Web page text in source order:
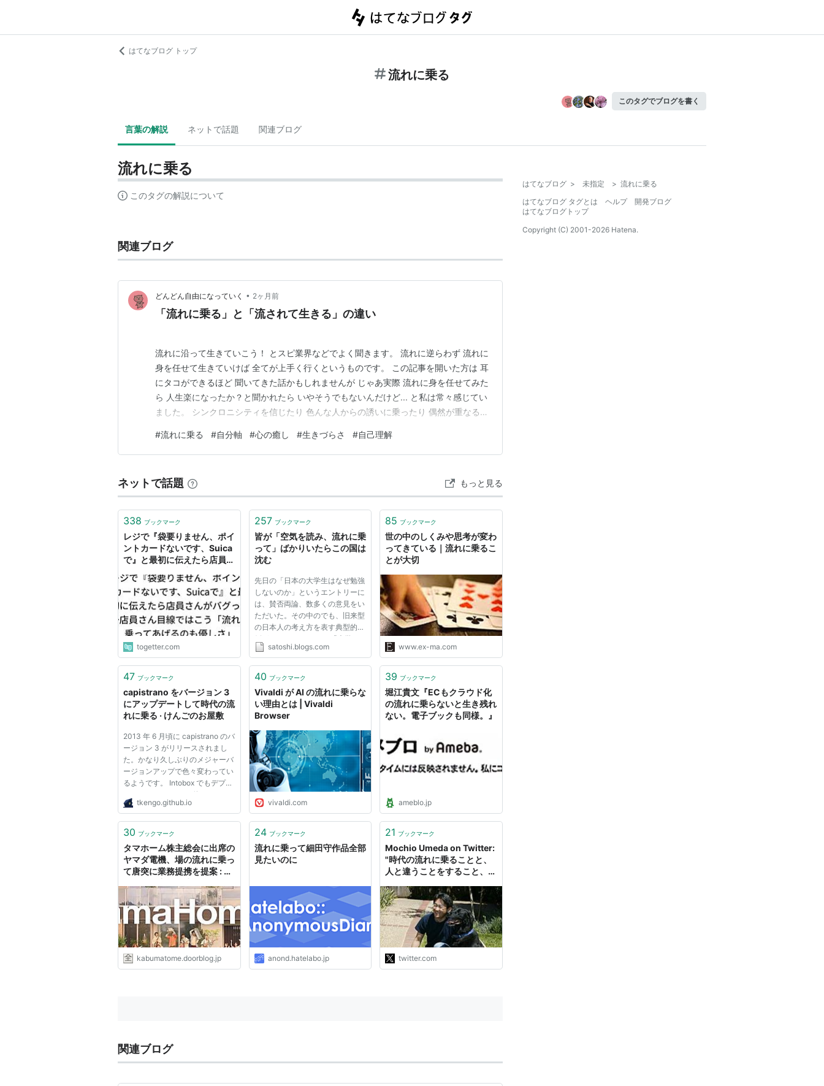
はてなブログ トップ
流れに乗る
このタグでブログを書く
言葉の解説 ネットで話題 関連ブログ
流れに乗る
このタグの解説について
関連ブログ
どんどん自由になっていく • 2ヶ月前
「流れに乗る」と「流されて生きる」の違い
流れに沿って生きていこう！ とスピ業界などでよく聞きます。 流れに逆らわず 流れに
身を任せて生きていけば 全てが上手く行くというものです。 この記事を開いた方は 耳
にタコができるほど 聞いてきた話かもしれませんが じゃあ実際 流れに身を任せてみた
ら 人生楽になったか？と聞かれたら いやそうでもないんだけど... と私は常々感じてい
ました。 シンクロニシティを信じたり 色んな人からの誘いに乗ったり 偶然が重なる方
は 全然良いこと起きないわ〜 といつも不貞腐れていました。 「せっかく流れに乗った
のに 何にも上手くいか…
#流れに乗る #自分軸 #心の癒し #生きづらさ #自己理解
ネットで話題 もっと見る
338 ブックマーク
レジで『袋要りません、ポイ
ントカードないです、Suica
で』と最初に伝えたら店員さ
ではこう「流れに乗ってあげ
るのも優しさ」
togetter.com
257 ブックマーク
皆が「空気を読み、流れに乗
って」ばかりいたらこの国は
沈む
先日の「日本の大学生はなぜ勉強
しないのか」というエントリーに
は、賛否両論、数多くの意見をい
ただいた。その中のでも、旧来型
の日本人の考え方を表す典型的な
例がこのコメントだ。 「大学の
とき、周囲には真面目に勉強して
勉強せずにサークル・飲み会etc
satoshi.blogs.com
85 ブックマーク
世の中のしくみや思考が変わ
ってきている｜流れに乗るこ
とが大切
www.ex-ma.com
47 ブックマーク
capistrano をバージョン 3
にアップデートして時代の流
れに乗る · けんごのお屋敷
2013 年 6 月頃に capistrano のバ
ージョン 3 がリリースされまし
た。かなり久しぶりのメジャーバ
ージョンアップで色々変わってい
るようです。 Intobox でもデプロ
イには capistrano を使ってい
て、今回 capistrano のバージョ
介とハマったことなどをまとめた
tkengo.github.io
40 ブックマーク
Vivaldi が AI の流れに乗らな
い理由とは | Vivaldi
Browser
vivaldi.com
39 ブックマーク
堀江貴文『ECもクラウド化
の流れに乗らないと生き残れ
ない。電子ブックも同様。』
ameblo.jp
30 ブックマーク
タマホーム株主総会に出席の
ヤマダ電機、場の流れに乗っ
て唐突に業務提携を提案 : 市
kabumatome.doorblog.jp
24 ブックマーク
流れに乗って細田守作品全部
見たいのに
anond.hatelabo.jp
21 ブックマーク
Mochio Umeda on Twitter:
"時代の流れに乗ることと、
人と違うことをすること、そ
が人生のアートだ。"
twitter.com
関連ブログ
はてなブログ > 未指定 > 流れに乗る
はてなブログ タグとは
ヘルプ
開発ブログ
はてなブログトップ
Copyright (C) 2001-2026 Hatena.